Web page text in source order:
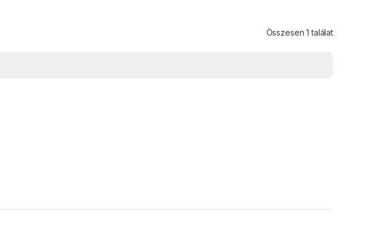
Összesen 1 találat